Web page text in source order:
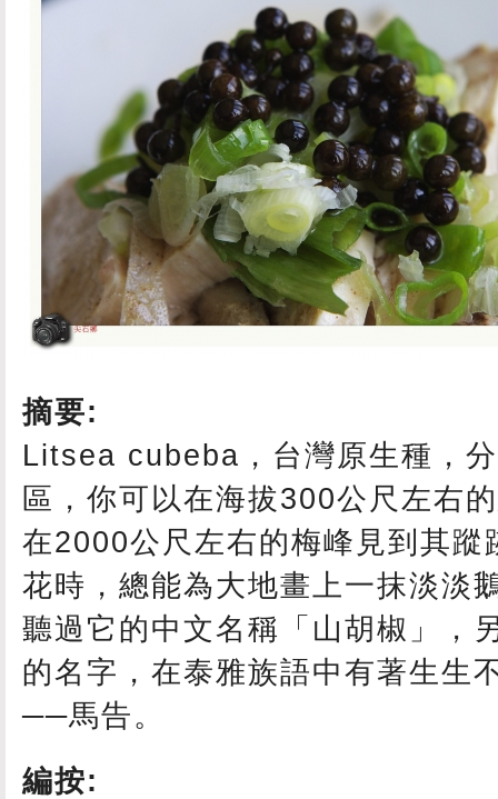
摘要:
Litsea cubeba，台灣原生種，
區，你可以在海拔300公尺左右
在2000公尺左右的梅峰見到其蹤
花時，總能為大地畫上一抹淡淡
聽過它的中文名稱「山胡椒」，
的名字，在泰雅族語中有著生生
──馬告。
編按: